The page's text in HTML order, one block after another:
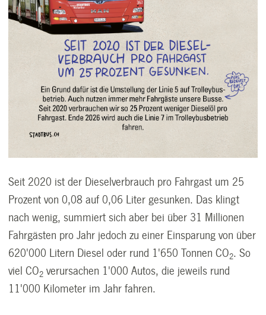
Seit 2020 ist der Dieselverbrauch pro Fahrgast um 25
Prozent von 0,08 auf 0,06 Liter gesunken. Das klingt
nach wenig, summiert sich aber bei über 31 Millionen
Fahrgästen pro Jahr jedoch zu einer Einsparung von über
620'000 Litern Diesel oder rund 1'650 Tonnen CO2. So
viel CO2 verursachen 1'000 Autos, die jeweils rund
11'000 Kilometer im Jahr fahren.